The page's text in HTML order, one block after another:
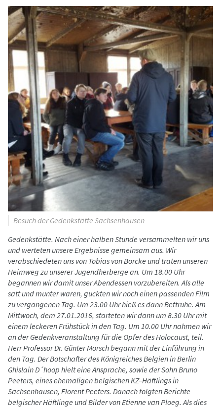
Besuch der Gedenkstätte Sachsenhausen
Gedenkstätte. Nach einer halben Stunde versammelten wir uns
und werteten unsere Ergebnisse gemeinsam aus. Wir
verabschiedeten uns von Tobias von Borcke und traten unseren
Heimweg zu unserer Jugendherberge an. Um 18.00 Uhr
begannen wir damit unser Abendessen vorzubereiten. Als alle
satt und munter waren, guckten wir noch einen passenden Film
zu vergangenen Tag. Um 23.00 Uhr hieß es dann Bettruhe. Am
Mittwoch, dem 27.01.2016, starteten wir dann um 8.30 Uhr mit
einem leckeren Frühstück in den Tag. Um 10.00 Uhr nahmen wir
an der Gedenkveranstaltung für die Opfer des Holocaust, teil.
Herr Professor Dr. Günter Morsch begann mit der Einführung in
den Tag. Der Botschafter des Königreiches Belgien in Berlin
Ghislain D´hoop hielt eine Ansprache, sowie der Sohn Bruno
Peeters, eines ehemaligen belgischen KZ–Häftlings in
Sachsenhausen, Florent Peeters. Danach folgten Berichte
belgischer Häftlinge und Bilder von Etienne van Ploeg. Als dies